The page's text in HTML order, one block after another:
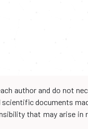
author and do not
documents
that may arise in